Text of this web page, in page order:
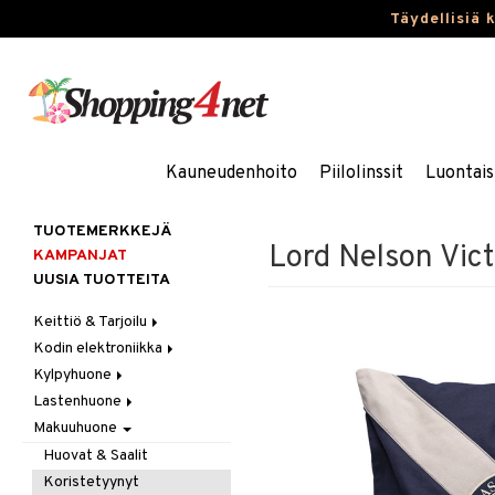
Täydellisiä
Kauneudenhoito Piilolinssit
Lord Nelson
TUOTEMERKKEJÄ
KAMPANJAT
UUSIA TUOTTEITA
Keittiö & Tarjoilu
Aterimet
Kannut & Karahvit
Keittiösäilytys
Keittiötekstiilit
Keittiövälineet
Kodinkoneet
Kodin elektroniikka
Ääni
Kylpyhuone
Kylpyhuoneen sisustus
Kylpyhuoneen tarvikkeita
Kylpyhuoneen tekstiilit
Lastenhuone
Kylpyhuoneen koristelu
Lasten huonekalut
Lasten lamput
Makuuhuone
Huovat & Saalit
Koristetyynyt